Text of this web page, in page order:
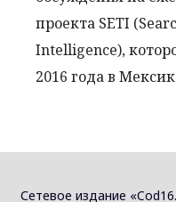
проекта SETI
Intelligence),
2016 года в
Сетевое издание